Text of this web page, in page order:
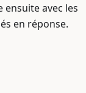
avec les
en réponse.